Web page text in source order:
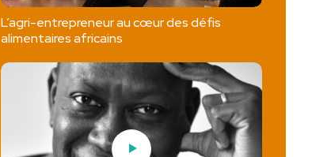
L’agri-entrepreneur au cœur des défis
alimentaires africains